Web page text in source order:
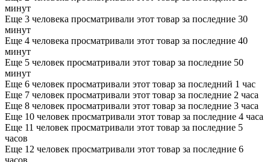
минут
Еще 3 человека просматривали этот товар за последние 30
минут
Еще 4 человека просматривали этот товар за последние 40
минут
Еще 5 человек просматривали этот товар за последние 50
минут
Еще 6 человек просматривали этот товар за последний 1 час
Еще 7 человек просматривали этот товар за последние 2 часа
Еще 8 человек просматривали этот товар за последние 3 часа
Еще 10 человек просматривали этот товар за последние 4 часа
Еще 11 человек просматривали этот товар за последние 5
часов
Еще 12 человек просматривали этот товар за последние 6
часов